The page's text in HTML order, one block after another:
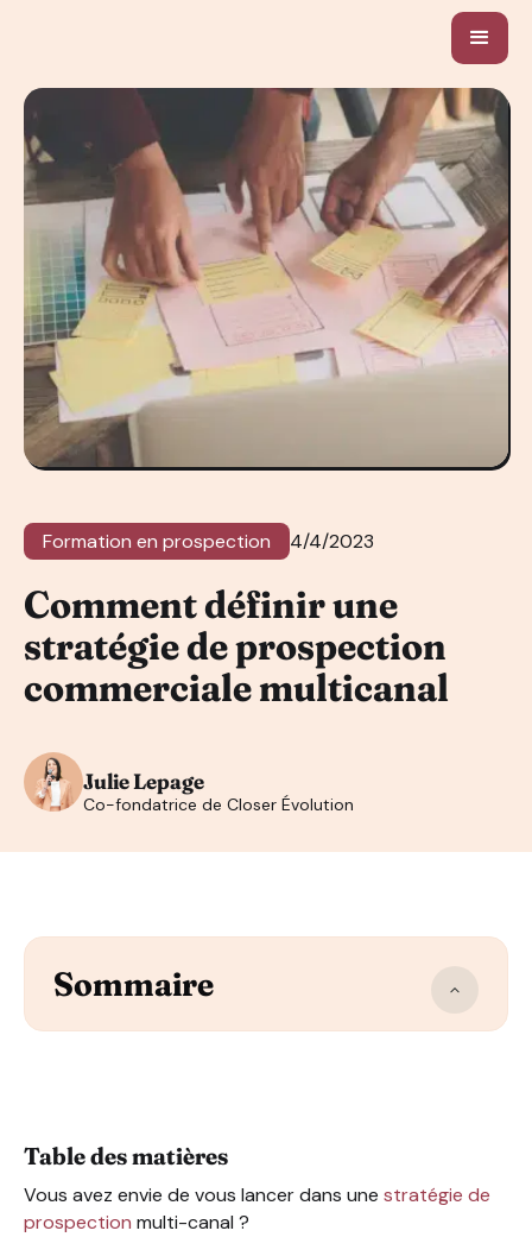
Formation en prospection 4/4/2023
Comment définir une
stratégie de prospection
commerciale multicanal
Julie Lepage
Co-fondatrice de Closer Évolution
Sommaire
Interagir et automatiser l’expérience sur chaque canal
Mesurer l’efficacité et l’attribution pour voir ce qui
Table des matières
Vous avez envie de vous lancer dans une stratégie de
prospection multi-canal ?